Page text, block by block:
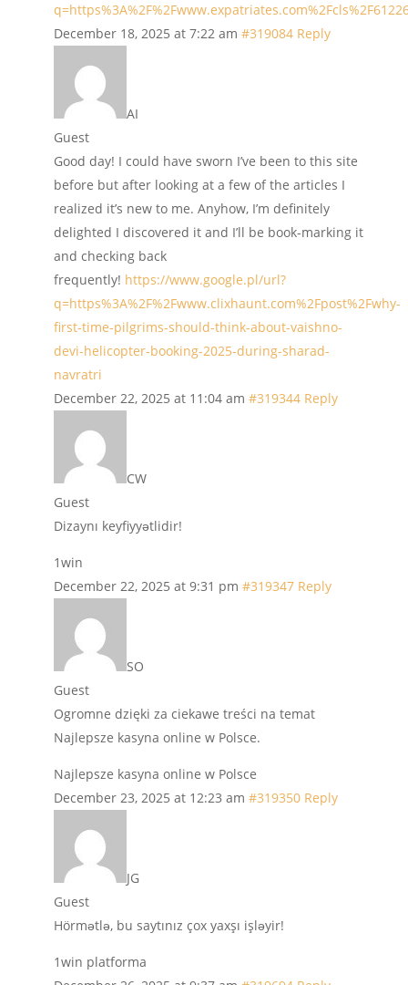
December 18, 2025 at 7:22 am #319084 Reply
AI
Guest
Good day! I could have sworn I’ve been to this site
before but after looking at a few of the articles I
realized it’s new to me. Anyhow, I’m definitely
delighted I discovered it and I’ll be book-marking it
and checking back
frequently! https://www.google.pl/url?
q=https%3A%2F%2Fwww.clixhaunt.com%2Fpost%2Fwhy-
first-time-pilgrims-should-think-about-vaishno-
devi-helicopter-booking-2025-during-sharad-
navratri
December 22, 2025 at 11:04 am #319344 Reply
CW
Guest
Dizaynı keyfiyyətlidir!
1win
December 22, 2025 at 9:31 pm #319347 Reply
SO
Guest
Ogromne dzięki za ciekawe treści na temat
Najlepsze kasyna online w Polsce.
Najlepsze kasyna online w Polsce
December 23, 2025 at 12:23 am #319350 Reply
JG
Guest
Hörmətlə, bu saytınız çox yaxşı işləyir!
1win platforma